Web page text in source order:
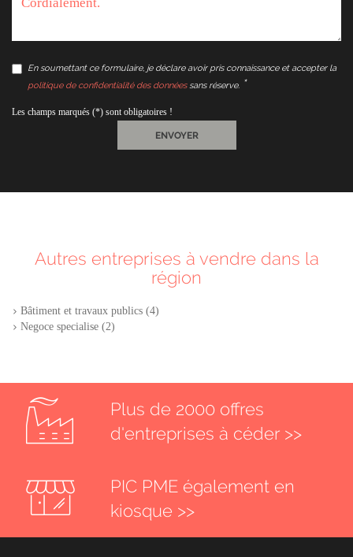
En soumettant ce formulaire, je déclare avoir pris connaissance et accepter la
politique de confidentialité des donnéessans réserve.
Les champs marqués (*) sont obligatoires !
ENVOYER
Autres entreprises à vendre dans la
région
Bâtiment et travaux publics (4)
Negoce specialise (2)
Plus de 2000 offres
d'entreprises à céder >>
PIC PME également en
kiosque >>